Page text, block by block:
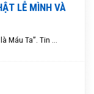
LỄ MÌNH VÀ
Máu Ta”. Tin ...